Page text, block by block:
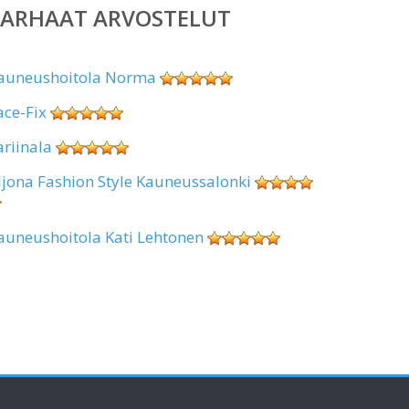
ARVOSTELUT
Norma
Fix
Fashion Style Kauneussalonki
Kati Lehtonen